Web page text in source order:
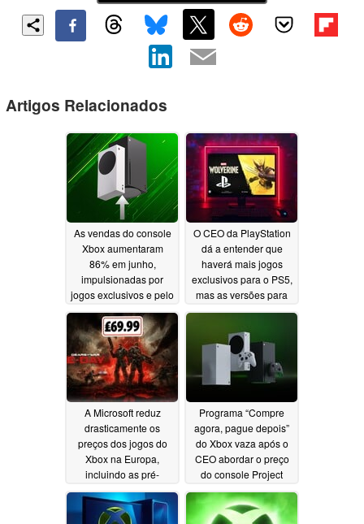
Artigos Relacionados
As vendas do console
Xbox aumentaram
86% em junho,
impulsionadas por
jogos exclusivos e pelo
aumento de preço
07/23/2026
O CEO da PlayStation
dá a entender que
haverá mais jogos
exclusivos para o PS5,
mas as versões para
PC continuarão sendo
A Microsoft reduz
drasticamente os
preços dos jogos do
Xbox na Europa,
incluindo as pré-
vendas de Gears of
War: E-Day06/16/2026
Programa “Compre
agora, pague depois”
do Xbox vaza após o
CEO abordar o preço
do console Project
Helix06/16/2026